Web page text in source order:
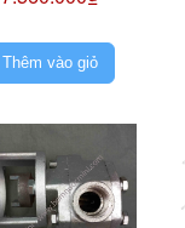
(Giá Không Pin)
Thêm vào giỏ